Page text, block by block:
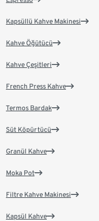
Kapsüllü Kahve Makinesi
Kahve Öğütücü
Kahve Çeşitleri
French Press Kahve
Termos Bardak
Süt Köpürtücü
Granül Kahve
Moka Pot
Filtre Kahve Makinesi
Kapsül Kahve